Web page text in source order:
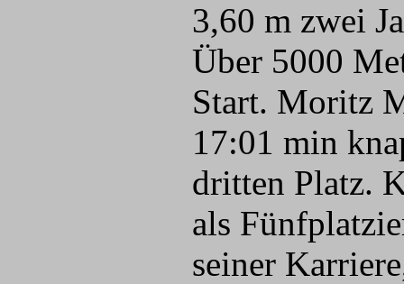
3,60 m zwei
Über 5000
Start. Moritz
17:01 min
dritten Platz.
als
seiner